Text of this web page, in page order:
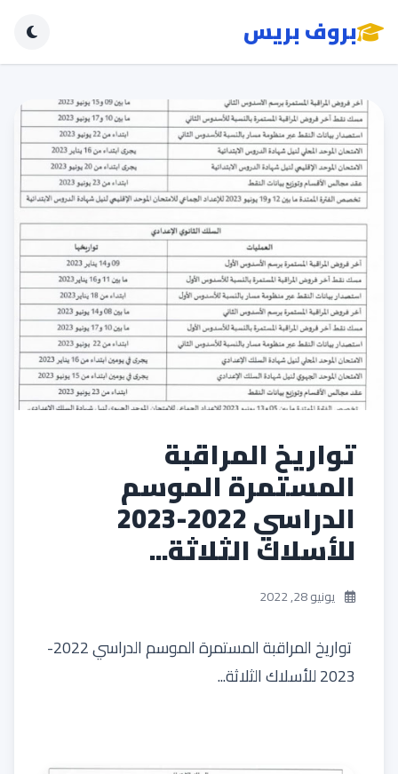
بروف بريس
تواريخ المراقبة
المستمرة الموسم
الدراسي 2022-2023
للأسلاك الثلاثة...
يونيو 28, 2022
تواريخ المراقبة المستمرة الموسم الدراسي 2022-
2023 للأسلاك الثلاثة...